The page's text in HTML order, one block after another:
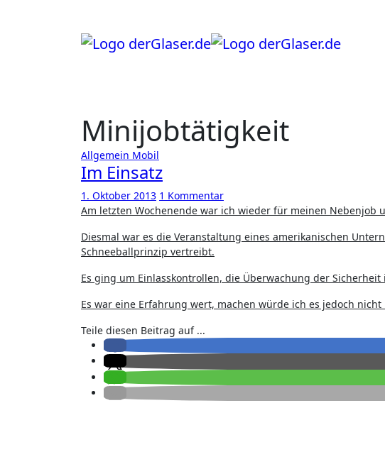
Minijobtätigkeit
Allgemein Mobil
Im Einsatz
1. Oktober 2013 1 Kommentar
Am letzten Wochenende war ich wieder für meinen Nebenjob
Diesmal war es die Veranstaltung eines amerikanischen
Schneeballprinzip vertreibt.
Es ging um Einlasskontrollen, die Überwachung der
Es war eine Erfahrung wert, machen würde ich es jedoch nicht
Teile diesen Beitrag auf ...